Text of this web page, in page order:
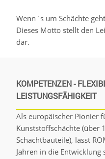
Wenn`s um Schächte
Dieses Motto stellt den
dar.
KOMPETENZEN -
LEISTUNGSFÄHIGKEIT
Als europäischer Pionier
Kunststoffschächte (über
Schachtbauteile), lässt
Jahren in die